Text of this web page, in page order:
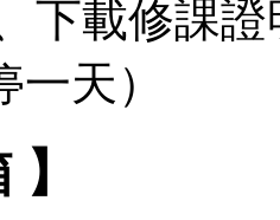
下載修課
天）